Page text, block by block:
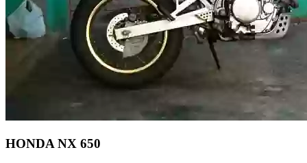
HONDA NX 650